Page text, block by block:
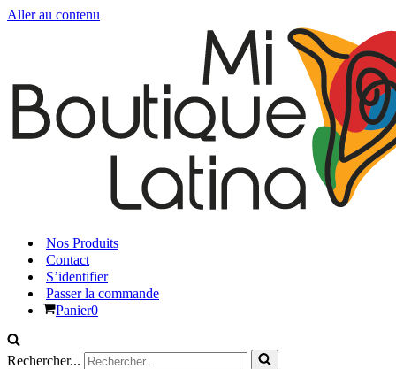
Aller au contenu
Nos Produits
Contact
S’identifier
Passer la commande
Panier0
Rechercher...